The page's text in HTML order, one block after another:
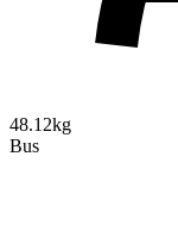
48.12kg
Bus